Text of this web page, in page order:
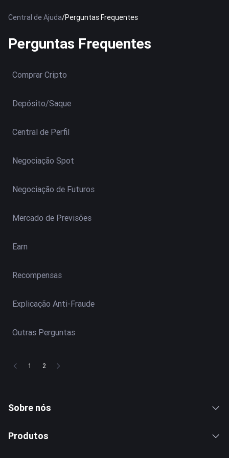
Central de Ajuda/Perguntas Frequentes
Perguntas Frequentes
Comprar Cripto
Depósito/Saque
Central de Perfil
Negociação Spot
Negociação de Futuros
Mercado de Previsões
Earn
Recompensas
Explicação Anti-Fraude
Outras Perguntas
1 2
Sobre nós
Produtos